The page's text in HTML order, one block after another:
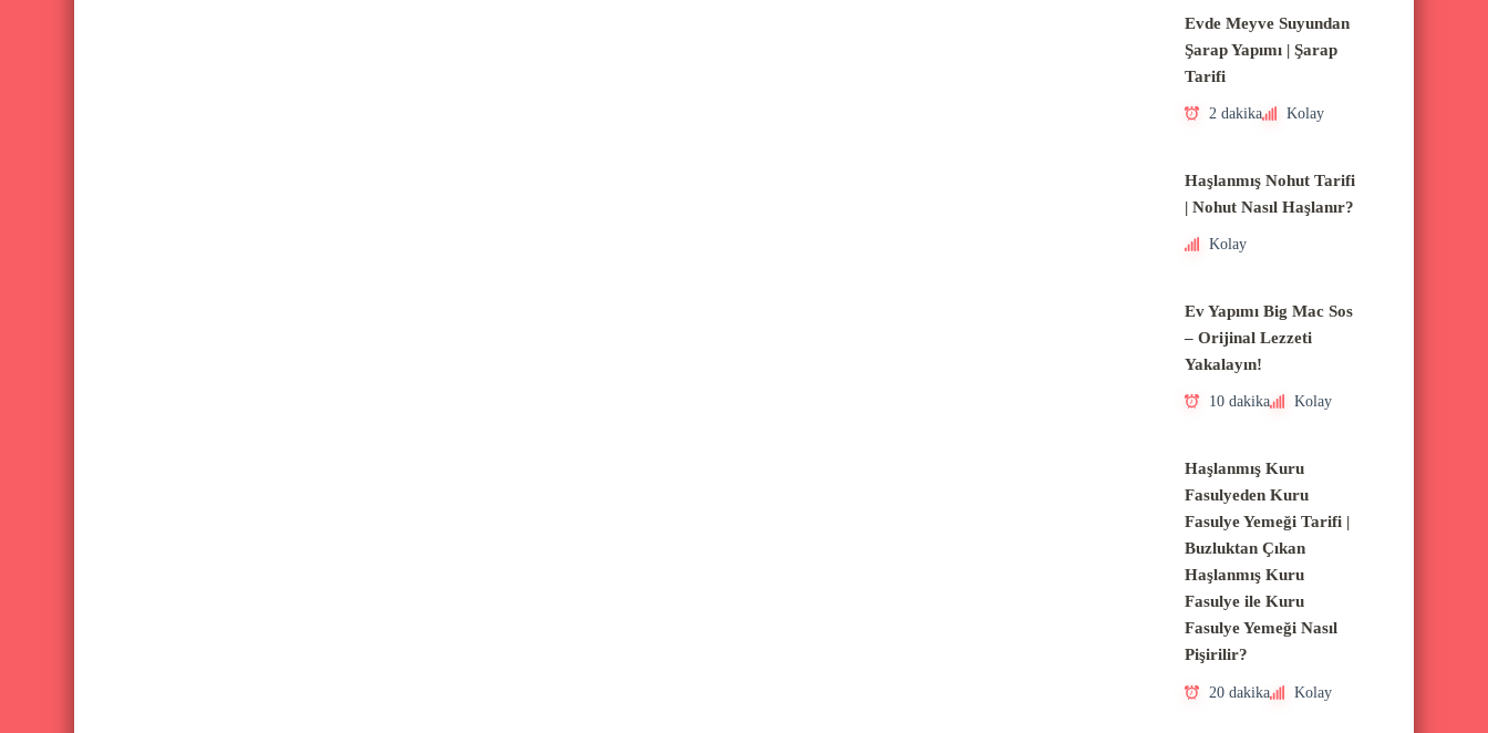
Evde Meyve Suyundan
Şarap Yapımı | Şarap
Tarifi
2 dakika Kolay
Haşlanmış Nohut Tarifi
| Nohut Nasıl Haşlanır?
Kolay
Ev Yapımı Big Mac Sos
– Orijinal Lezzeti
Yakalayın!
10 dakika Kolay
Haşlanmış Kuru
Fasulyeden Kuru
Fasulye Yemeği Tarifi |
Buzluktan Çıkan
Haşlanmış Kuru
Fasulye ile Kuru
Fasulye Yemeği Nasıl
Pişirilir?
20 dakika Kolay